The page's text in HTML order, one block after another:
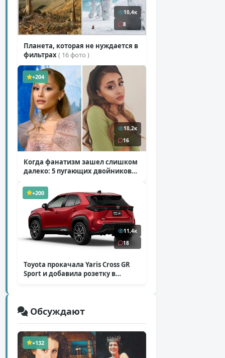
10,4к
8
Планета, которая не нуждается в
фильтрах( 16 фото )
+204
10,2к
16
Когда фанатизм зашел слишком
далеко: 5 пугающих двойников
+200
11,4к
18
Toyota прокачала Yaris Cross GR
Sport и добавила розетку в
Обсуждают
+132